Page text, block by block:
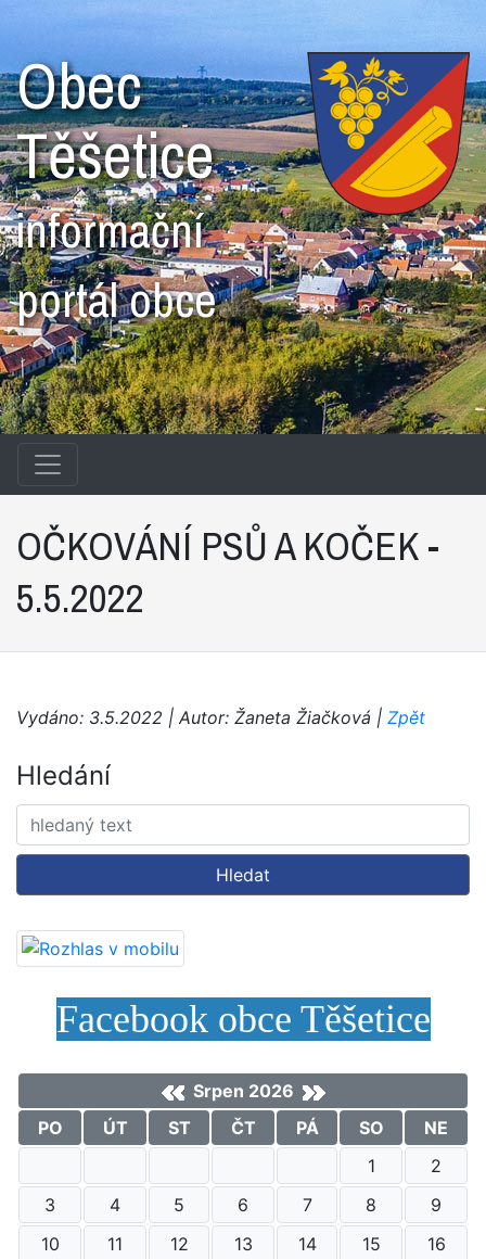
Obec
Těšetice
informační
portál obce
OČKOVÁNÍ PSŮ A KOČEK -
5.5.2022
Vydáno: 3.5.2022 | Autor: Žaneta Žiačková | Zpět
Hledání
Hledat
Facebook obce Těšetice
Srpen 2026
PO
ÚT ST ČT PÁ SO
NE
1
2
3
4 5 6 7 8
9
10
11 12 13 14 15
16